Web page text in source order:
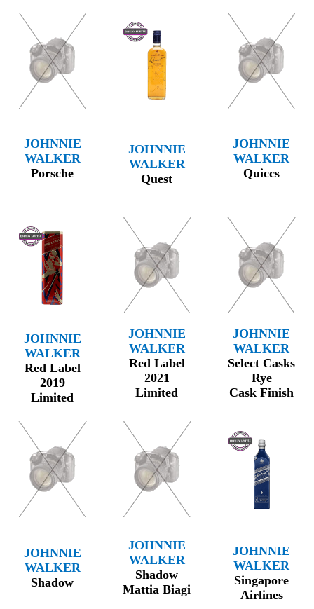
JOHNNIE
WALKER
Porsche
JOHNNIE
WALKER
Quest
JOHNNIE
WALKER
Quiccs
JOHNNIE
WALKER
Red Label
2019
Limited
JOHNNIE
WALKER
Red Label
2021
Limited
JOHNNIE
WALKER
Select Casks
Rye
Cask Finish
JOHNNIE
WALKER
Shadow
JOHNNIE
WALKER
Shadow
Mattia Biagi
JOHNNIE
WALKER
Singapore
Airlines